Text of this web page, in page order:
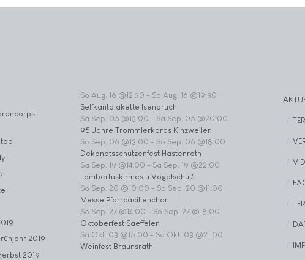
2019
2019
So Aug. 16 @12:30 - So Aug. 16 @19:30
Selfkantplakette Isenbruch
Sa Sep. 05 @13:00 - Sa Sep. 05 @20:00
95 Jahre Trommlerkorps Kinzweiler
So Sep. 06 @13:00 - So Sep. 06 @18:00
Dekanatsschützenfest Hastenrath
Sa Sep. 19 @14:00 - Sa Sep. 19 @22:00
Lambertuskirmes u Vogelschuß
So Sep. 20 @10:00 - So Sep. 20 @11:00
Messe Pfarrcäcilienchor
So Sep. 27 @14:00 - So Sep. 27 @18:00
Oktoberfest Saeffelen
Sa Okt. 03 @15:00 - Sa Okt. 03 @21:00
Weinfest Braunsrath